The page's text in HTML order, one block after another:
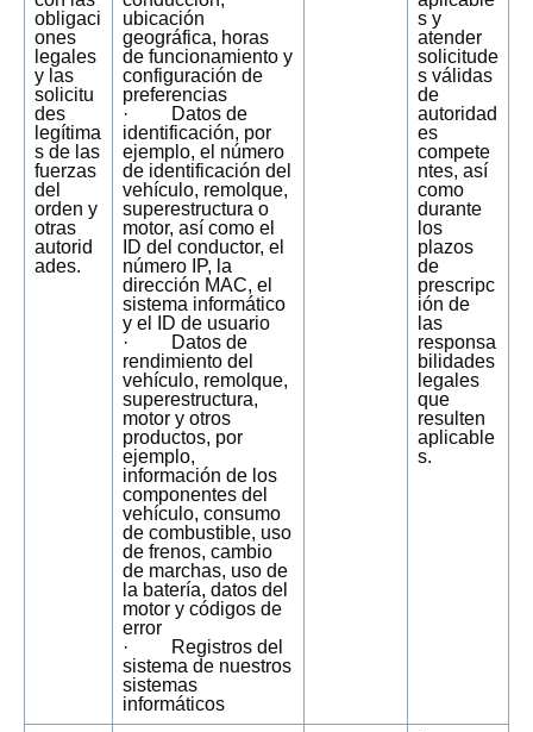
obligaci
ones
legales
y las
solicitu
des
legítima
s de las
fuerzas
del
orden y
otras
autorid
ades.
ubicación
geográfica, horas
de funcionamiento y
configuración de
preferencias
· Datos de
identificación, por
ejemplo, el número
de identificación del
vehículo, remolque,
superestructura o
motor, así como el
ID del conductor, el
número IP, la
dirección MAC, el
sistema informático
y el ID de usuario
· Datos de
rendimiento del
vehículo, remolque,
superestructura,
motor y otros
productos, por
ejemplo,
información de los
componentes del
vehículo, consumo
de combustible, uso
de frenos, cambio
de marchas, uso de
la batería, datos del
motor y códigos de
error
· Registros del
sistema de nuestros
sistemas
informáticos
s y
atender
solicitude
s válidas
de
autoridad
es
compete
ntes, así
como
durante
los
plazos
de
prescripc
ión de
las
responsa
bilidades
legales
que
resulten
aplicable
s.